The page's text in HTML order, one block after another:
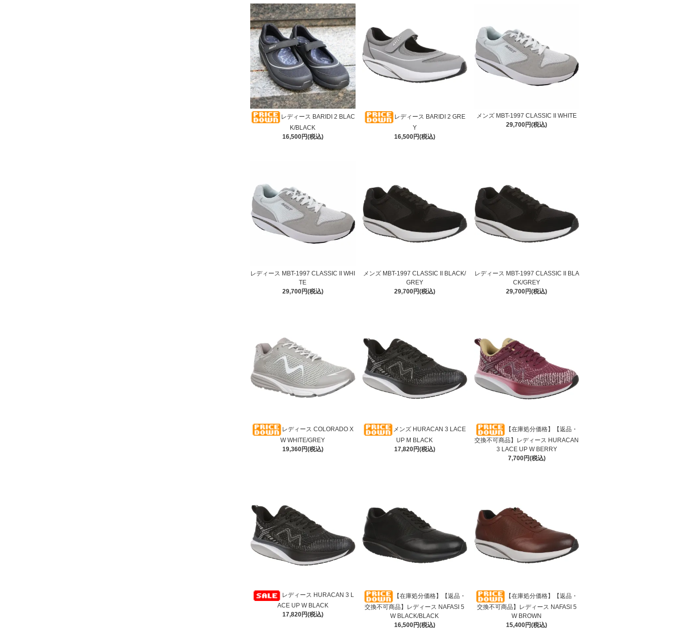
レディース BARIDI 2 BLAC
K/BLACK
16,500円(税込)
レディース BARIDI 2 GRE
Y
16,500円(税込)
メンズ MBT-1997 CLASSIC II WHITE
29,700円(税込)
レディース MBT-1997 CLASSIC II WHI
TE
29,700円(税込)
メンズ MBT-1997 CLASSIC II BLACK/
GREY
29,700円(税込)
レディース MBT-1997 CLASSIC II BLA
CK/GREY
29,700円(税込)
レディース COLORADO X
W WHITE/GREY
19,360円(税込)
メンズ HURACAN 3 LACE
UP M BLACK
17,820円(税込)
【在庫処分価格】【返品・
交換不可商品】レディース HURACAN
3 LACE UP W BERRY
7,700円(税込)
レディース HURACAN 3 L
ACE UP W BLACK
17,820円(税込)
【在庫処分価格】【返品・
交換不可商品】レディース NAFASI 5
W BLACK/BLACK
16,500円(税込)
【在庫処分価格】【返品・
交換不可商品】レディース NAFASI 5
W BROWN
15,400円(税込)